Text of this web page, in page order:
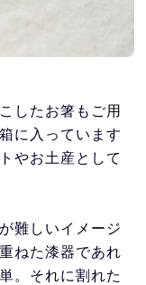
したお箸も ご用
に入っています
やお土産として
難しいイメージ
ねた漆器であれ
。それに割れた